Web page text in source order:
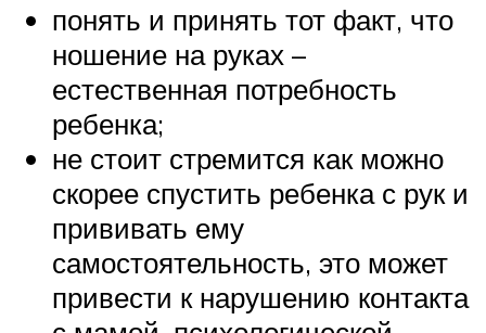
понять и принять тот факт, что
ношение на руках –
естественная потребность
ребенка;
не стоит стремится как можно
скорее спустить ребенка с рук и
прививать ему
самостоятельность, это может
привести к нарушению контакта